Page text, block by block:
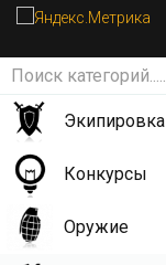
Экипировка
Конкурсы
Оружие